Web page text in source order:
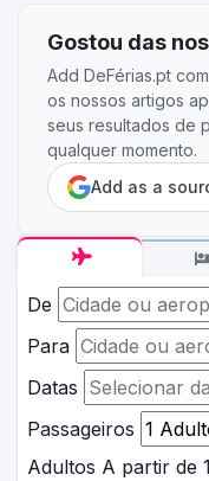
De
Para
Datas
Passageiros
Adultos A partir de
Gostou das
Add DeFérias.pt
os nossos artigos
seus resultados de
qualquer momento.
Add as a